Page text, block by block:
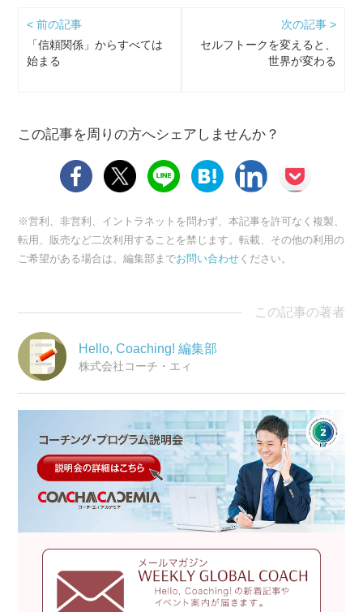
< 前の記事
「信頼関係」からすべては
始まる
次の記事 >
セルフトークを変えると、
世界が変わる
この記事を周りの方へシェアしませんか？
※営利、非営利、イントラネットを問わず、本記事を許可なく複製、
転用、販売など二次利用することを禁じます。転載、その他の利用の
ご希望がある場合は、編集部までお問い合わせ ください。
この記事の著者
Hello, Coaching! 編集部
株式会社コーチ・エィ